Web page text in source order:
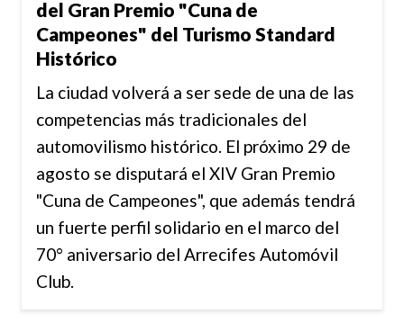
del Gran Premio "Cuna de
Campeones" del Turismo Standard
Histórico
La ciudad volverá a ser sede de una de las
competencias más tradicionales del
automovilismo histórico. El próximo 29 de
agosto se disputará el XIV Gran Premio
"Cuna de Campeones", que además tendrá
un fuerte perfil solidario en el marco del
70° aniversario del Arrecifes Automóvil
Club.